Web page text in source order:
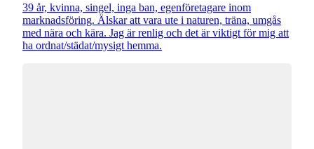
39 år, kvinna, singel, inga ban, egenföretagare inom
marknadsföring. Älskar att vara ute i naturen, träna, umgås
med nära och kära. Jag är renlig och det är viktigt för mig att
ha ordnat/städat/mysigt hemma.